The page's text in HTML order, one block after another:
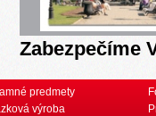
Zabezpečíme
predmety
výroba